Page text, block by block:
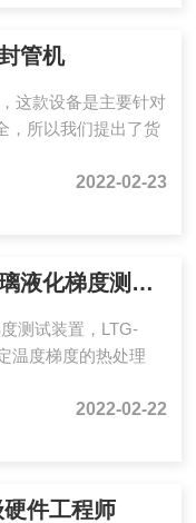
管机
这款设备是主要针对
，所以我们提出了货
英管真空封管机系
+专用石英台装成，
2022-02-23
公司新推出一款1600高温玻璃液化梯度测试装置
测试装置，LTG-
温度梯度的热处理
温曲线，测定玻璃的
度随温度变化物质反
2022-02-22
件工程师